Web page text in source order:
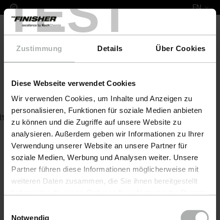
TEST
Zustimmung Details Über Cookies
Diese Webseite verwendet Cookies
Wir verwenden Cookies, um Inhalte und Anzeigen zu
personalisieren, Funktionen für soziale Medien anbieten
zu können und die Zugriffe auf unsere Website zu
analysieren. Außerdem geben wir Informationen zu Ihrer
Verwendung unserer Website an unsere Partner für
soziale Medien, Werbung und Analysen weiter. Unsere
Partner führen diese Informationen möglicherweise mit
weiteren Daten zusammen, die Sie ihnen bereitgestellt
Einstellungen zu den Cookies finden Sie unter
Notwendig
EN
Fine Cut 9330
Item not found